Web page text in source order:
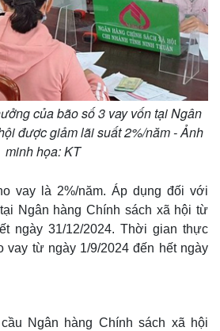
của bão số 3 vay vốn tại Ngân
được giảm lãi suất 2%/năm - Ảnh
minh họa: KT
vay là 2%/năm. Áp dụng đối với
Ngân hàng Chính sách xã hội từ
ngày 31/12/2024. Thời gian thực
vay từ ngày 1/9/2024 đến hết ngày
Ngân hàng Chính sách xã hội